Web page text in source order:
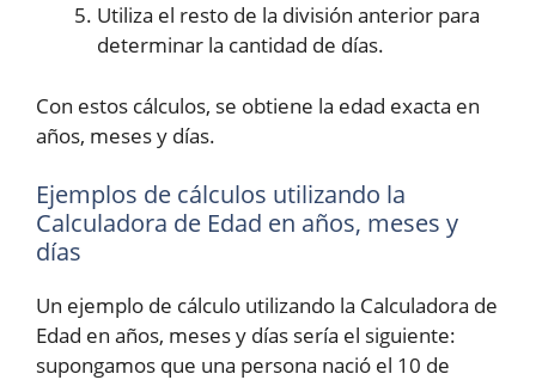
Utiliza el resto de la división anterior para
determinar la cantidad de días.
Con estos cálculos, se obtiene la edad exacta en
años, meses y días.
Ejemplos de cálculos utilizando la
Calculadora de Edad en años, meses y
días
Un ejemplo de cálculo utilizando la Calculadora de
Edad en años, meses y días sería el siguiente:
supongamos que una persona nació el 10 de